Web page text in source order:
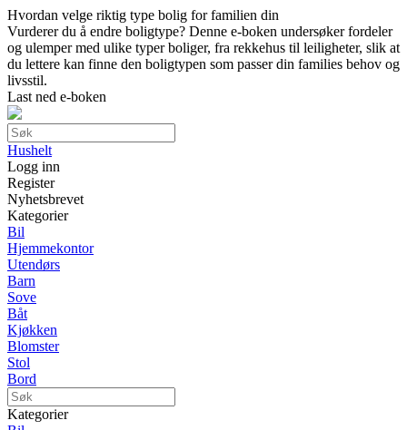
Hvordan velge riktig type bolig for familien din
Vurderer du å endre boligtype? Denne e-boken undersøker fordeler
og ulemper med ulike typer boliger, fra rekkehus til leiligheter, slik at
du lettere kan finne den boligtypen som passer din families behov og
livsstil.
Last ned e-boken
Hushelt
Logg inn
Register
Nyhetsbrevet
Kategorier
Bil
Hjemmekontor
Utendørs
Barn
Sove
Båt
Kjøkken
Blomster
Stol
Bord
Kategorier